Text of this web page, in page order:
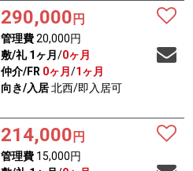
290,000 円
管理費20,000円
敷/礼 1ヶ月 /0ヶ月
仲介/FR 0ヶ月 /1ヶ月
向き/入居北西/即入居可
214,000 円
管理費15,000円